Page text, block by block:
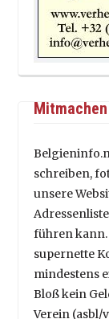
schreiben,
unsere
führen kann.
supernette
mindestens
Bloß kein
Verein (asbl/